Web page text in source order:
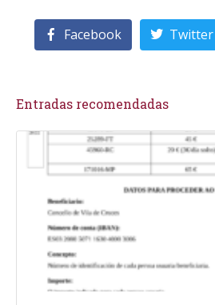
Facebook Twitter
Entradas recomendadas